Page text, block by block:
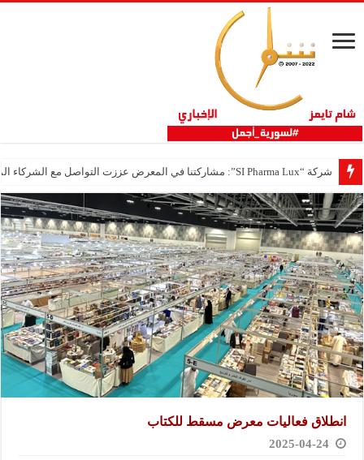
شركة “SI Pharma Lux”: مشاركتنا في المعرض عززت التواصل مع الشركاء المحليين والدوليين
انطلاق فعاليات معرض مسقط للكتاب
2025-04-24